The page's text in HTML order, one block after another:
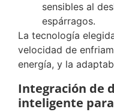
sensibles al
espárragos.
La tecnología
velocidad de
energía, y la
Integración de
inteligente